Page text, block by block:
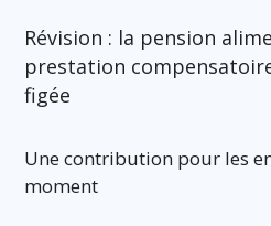
Révision : la pension
prestation
figée
Une contribution pour les
moment